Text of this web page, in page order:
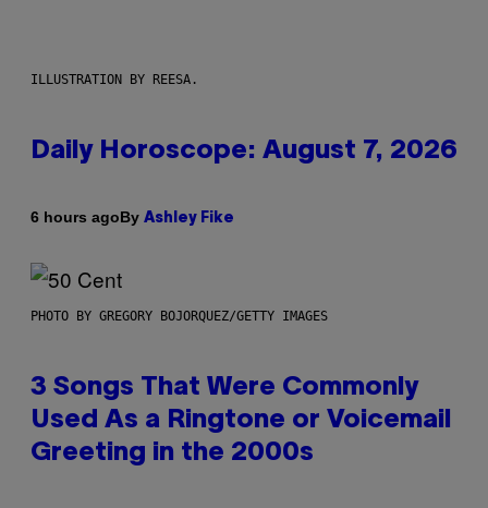
ILLUSTRATION BY REESA.
Daily Horoscope: August 7, 2026
6 hours agoBy Ashley Fike
PHOTO BY GREGORY BOJORQUEZ/GETTY IMAGES
3 Songs That Were Commonly
Used As a Ringtone or Voicemail
Greeting in the 2000s